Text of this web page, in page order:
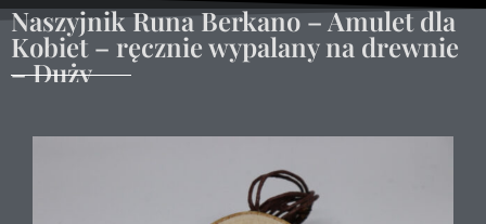
Naszyjnik Runa Berkano – Amulet dla
Kobiet – ręcznie wypalany na drewnie
– Duży